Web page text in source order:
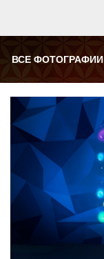
ВСЕ ФОТОГРАФИИ